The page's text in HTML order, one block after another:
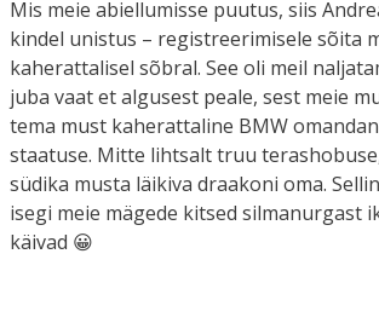
Mis meie abiellumisse puutus, siis
kindel unistus – registreerimisele sõita
kaherattalisel sõbral. See oli meil
juba vaat et algusest peale, sest meie
tema must kaherattaline BMW
staatuse. Mitte lihtsalt truu
südika musta läikiva draakoni oma.
isegi meie mägede kitsed silmanurgast
käivad 😀